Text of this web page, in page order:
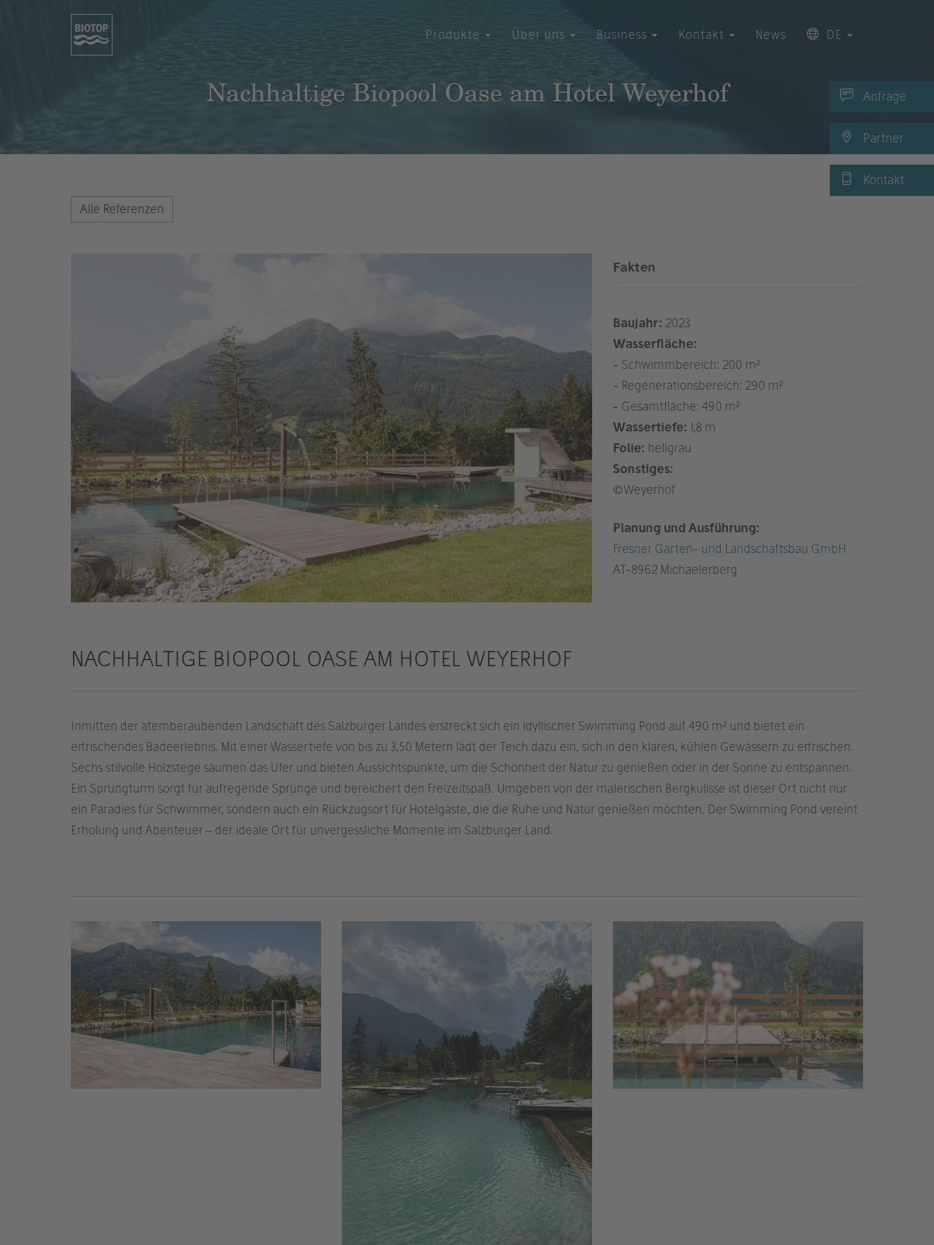
Anfrage
Partner
Kontakt
Produkte Über uns Business Kontakt News DE
Nachhaltige Biopool Oase am Hotel Weyerhof
Alle Referenzen
Fakten
Baujahr: 2023
Wasserfläche:
- Schwimmbereich: 200 m²
- Regenerationsbereich: 290 m²
- Gesamtfläche: 490 m²
Wassertiefe: 1,8 m
Folie: hellgrau
Sonstiges:
©Weyerhof
Planung und Ausführung:
Fresner Garten- und Landschaftsbau GmbH
AT-8962 Michaelerberg
NACHHALTIGE BIOPOOL OASE AM HOTEL WEYERHOF
Inmitten der atemberaubenden Landschaft des Salzburger Landes erstreckt sich ein idyllischer Swimming Pond auf 490 m² und bietet ein
erfrischendes Badeerlebnis. Mit einer Wassertiefe von bis zu 3,50 Metern lädt der Teich dazu ein, sich in den klaren, kühlen Gewässern zu erfrischen.
Sechs stilvolle Holzstege säumen das Ufer und bieten Aussichtspunkte, um die Schönheit der Natur zu genießen oder in der Sonne zu entspannen.
Ein Sprungturm sorgt für aufregende Sprünge und bereichert den Freizeitspaß. Umgeben von der malerischen Bergkulisse ist dieser Ort nicht nur
ein Paradies für Schwimmer, sondern auch ein Rückzugsort für Hotelgäste, die die Ruhe und Natur genießen möchten. Der Swimming Pond vereint
Erholung und Abenteuer – der ideale Ort für unvergessliche Momente im Salzburger Land.